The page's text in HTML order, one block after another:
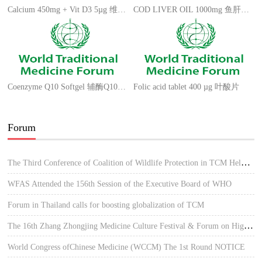
Calcium 450mg + Vit D3 5µg 维生素D3高钙片 COD LIVER OIL 1000mg 鱼肝油软胶囊
Coenzyme Q10 Softgel 辅酶Q10软胶囊 Folic acid tablet 400 µg 叶酸片
Forum
The Third Conference of Coalition of Wildlife Protection in TCM Held in Hue, Vietnam
WFAS Attended the 156th Session of the Executive Board of WHO
Forum in Thailand calls for boosting globalization of TCM
The 16th Zhang Zhongjing Medicine Culture Festival & Forum on High-quality Development of TCM
World Congress ofChinese Medicine (WCCM) The 1st Round NOTICE